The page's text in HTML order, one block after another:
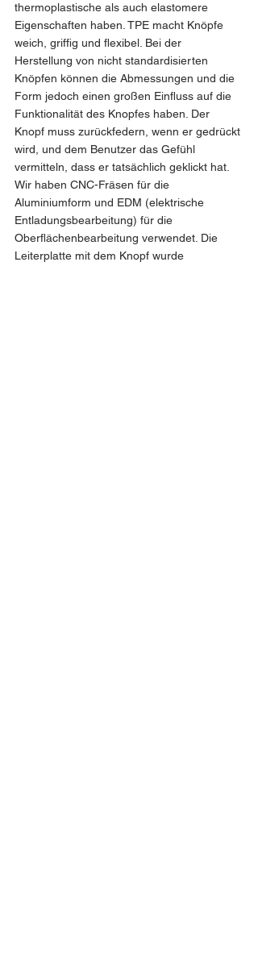
thermoplastische als auch elastomere
Eigenschaften haben. TPE macht Knöpfe
weich, griffig und flexibel. Bei der
Herstellung von nicht standardisierten
Knöpfen können die Abmessungen und die
Form jedoch einen großen Einfluss auf die
Funktionalität des Knopfes haben. Der
Knopf muss zurückfedern, wenn er gedrückt
wird, und dem Benutzer das Gefühl
vermitteln, dass er tatsächlich geklickt hat.
Wir haben CNC-Fräsen für die
Aluminiumform und EDM (elektrische
Entladungsbearbeitung) für die
Oberflächenbearbeitung verwendet. Die
Leiterplatte mit dem Knopf wurde